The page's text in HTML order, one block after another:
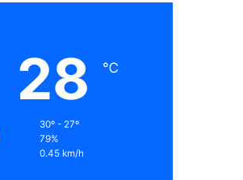
28 ℃
30º - 27º
79%
0.45 km/h